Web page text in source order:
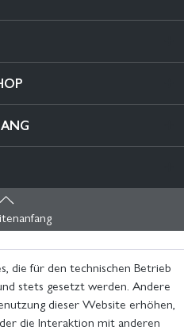
die für den technischen Betrieb
stets gesetzt werden. Andere
dieser Website erhöhen,
die Interaktion mit anderen